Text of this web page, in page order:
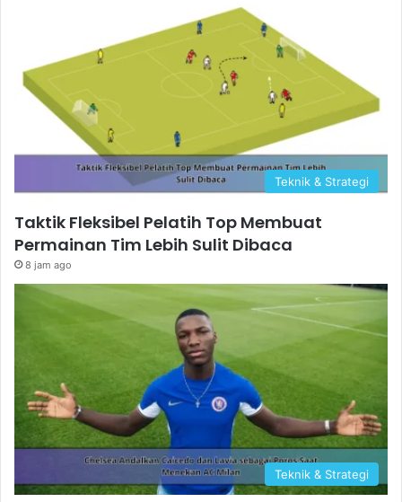
Teknik & Strategi
Taktik Fleksibel Pelatih Top Membuat
Permainan Tim Lebih Sulit Dibaca
8 jam ago
Teknik & Strategi